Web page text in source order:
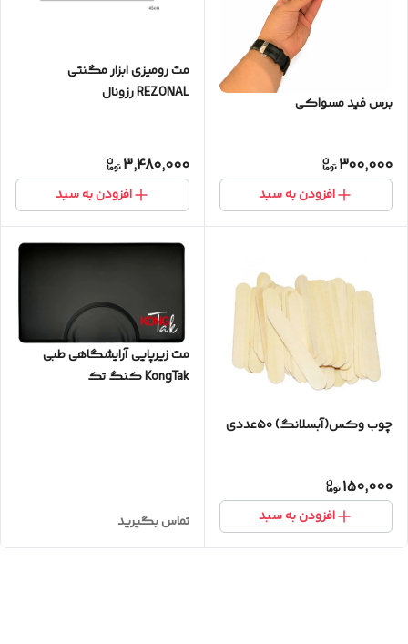
برس فید مسواکی
300,000
افزودن به سبد
مت رومیزی ابزار مگنتی
REZONAL رزونال
3,480,000
افزودن به سبد
چوب وکس(آبسلانگ) ۵۰عددی
150,000
افزودن به سبد
مت زیرپایی آرایشگاهی طبی
KongTak کنگ تک
تماس بگیرید